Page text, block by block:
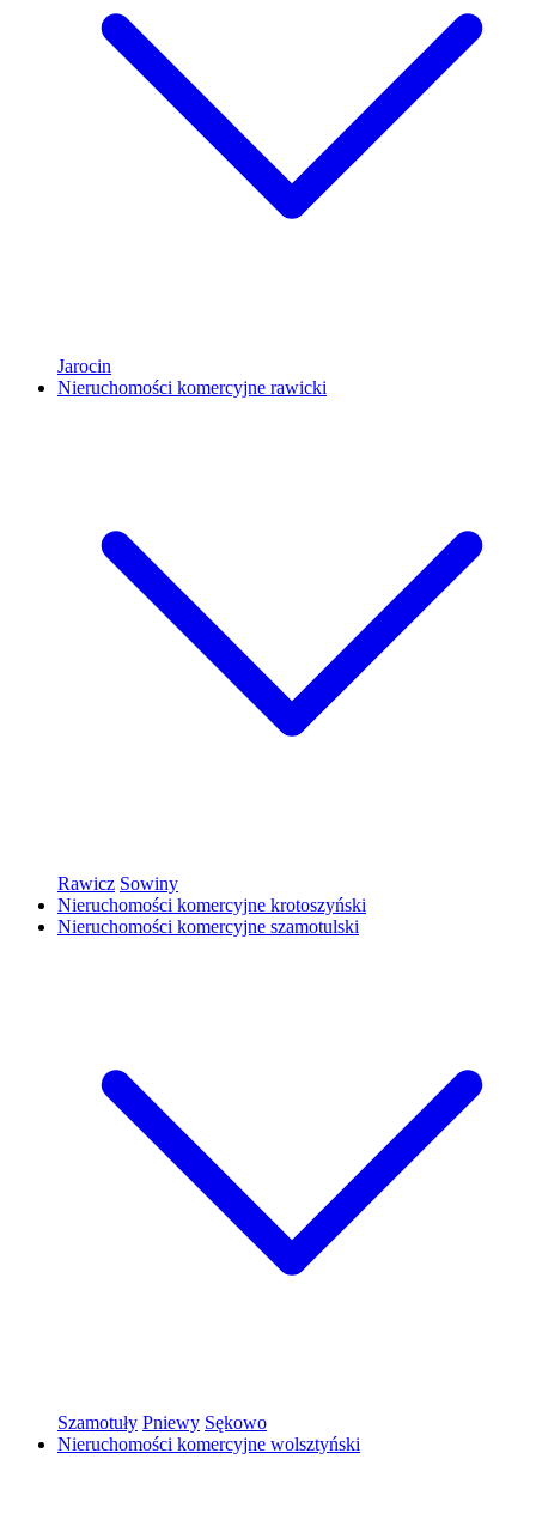
Jarocin
Nieruchomości komercyjne rawicki
Rawicz Sowiny
Nieruchomości komercyjne krotoszyński
Nieruchomości komercyjne szamotulski
Szamotuły Pniewy Sękowo
Nieruchomości komercyjne wolsztyński